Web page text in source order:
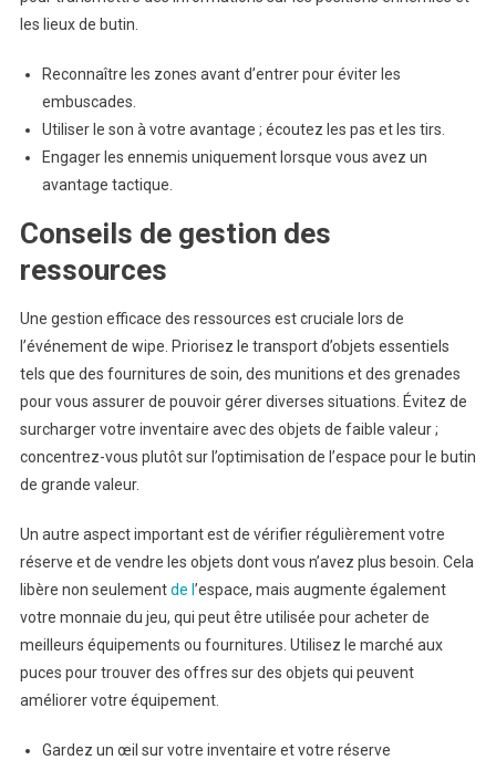
les lieux de butin.
Reconnaître les zones avant d’entrer pour éviter les
embuscades.
Utiliser le son à votre avantage ; écoutez les pas et les tirs.
Engager les ennemis uniquement lorsque vous avez un
avantage tactique.
Conseils de gestion des
ressources
Une gestion efficace des ressources est cruciale lors de
l’événement de wipe. Priorisez le transport d’objets essentiels
tels que des fournitures de soin, des munitions et des grenades
pour vous assurer de pouvoir gérer diverses situations. Évitez de
surcharger votre inventaire avec des objets de faible valeur ;
concentrez-vous plutôt sur l’optimisation de l’espace pour le butin
de grande valeur.
Un autre aspect important est de vérifier régulièrement votre
réserve et de vendre les objets dont vous n’avez plus besoin. Cela
libère non seulementde l ’espace, mais augmente également
votre monnaie du jeu, qui peut être utilisée pour acheter de
meilleurs équipements ou fournitures. Utilisez le marché aux
puces pour trouver des offres sur des objets qui peuvent
améliorer votre équipement.
Gardez un œil sur votre inventaire et votre réserve